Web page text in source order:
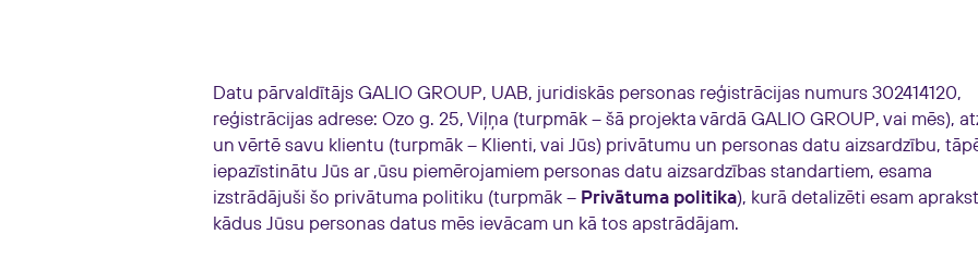
Datu pārvaldītājs GALIO GROUP, UAB, juridiskās personas reģistrācijas numurs 302414120,
reģistrācijas adrese: Ozo g. 25, Viļņa (turpmāk – šā projekta vārdā GALIO GROUP, vai mēs),
un vērtē savu klientu (turpmāk – Klienti, vai Jūs) privātumu un personas datu aizsardzību,
iepazīstinātu Jūs ar ,ūsu piemērojamiem personas datu aizsardzības standartiem, esama
izstrādājuši šo privātuma politiku (turpmāk – Privātuma politika), kurā detalizēti esam
kādus Jūsu personas datus mēs ievācam un kā tos apstrādājam.